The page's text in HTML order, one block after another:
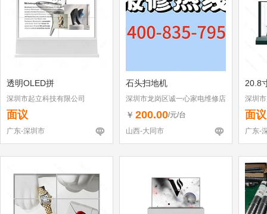
透明OLED拼
深圳市起立科技有限公司
面议
广东-深圳市
石头扫地机
深圳市龙岗区诚一心家电维修店
（个体工商户）
￥ 200.00/元/台
山西-大同市
20.8
深圳
面议
广东-